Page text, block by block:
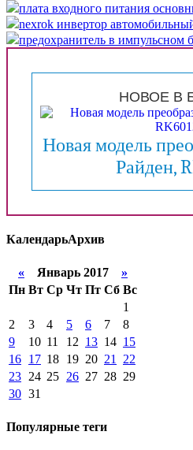
плата входного питания
nexrok инвертор
предохранитель в импульсном
НОВОЕ В
Новая модель
Райден,
КалендарьАрхив
« Январь 2017 »
Пн Вт Ср Чт Пт Сб Вс
1
2
3 4 5 6 7
8
9
10 11 12 13 14 15
16 17 18 19 20 21
22
23 24 25 26 27 28 29
30 31
Популярные теги